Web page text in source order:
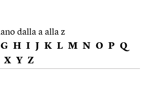
dalla a alla z
G H I J K L M N O P Q
X Y Z